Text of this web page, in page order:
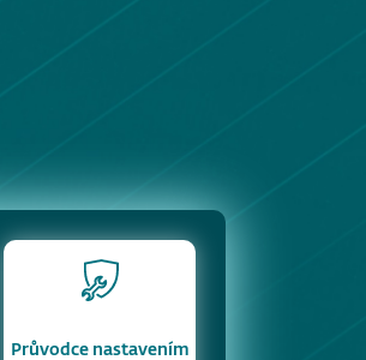
Průvodce nastavením